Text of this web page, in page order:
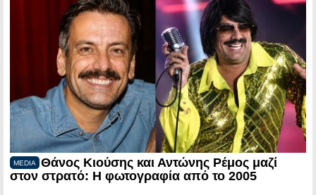
MEDIA
Θάνος Κιούσης και Αντώνης Ρέμος μαζί
στον στρατό: Η φωτογραφία από το 2005